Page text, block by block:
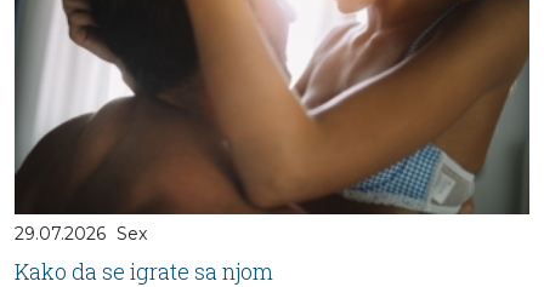
29.07.2026 Sex
Kako da se igrate sa njom